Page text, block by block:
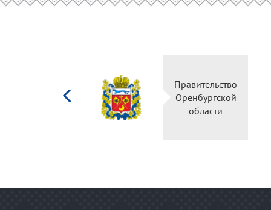
Правительство
Оренбургской
области